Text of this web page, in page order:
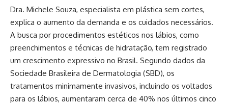
Dra. Michele Souza, especialista em plástica sem cortes,
explica o aumento da demanda e os cuidados necessários.
A busca por procedimentos estéticos nos lábios, como
preenchimentos e técnicas de hidratação, tem registrado
um crescimento expressivo no Brasil. Segundo dados da
Sociedade Brasileira de Dermatologia (SBD), os
tratamentos minimamente invasivos, incluindo os voltados
para os lábios, aumentaram cerca de 40% nos últimos cinco